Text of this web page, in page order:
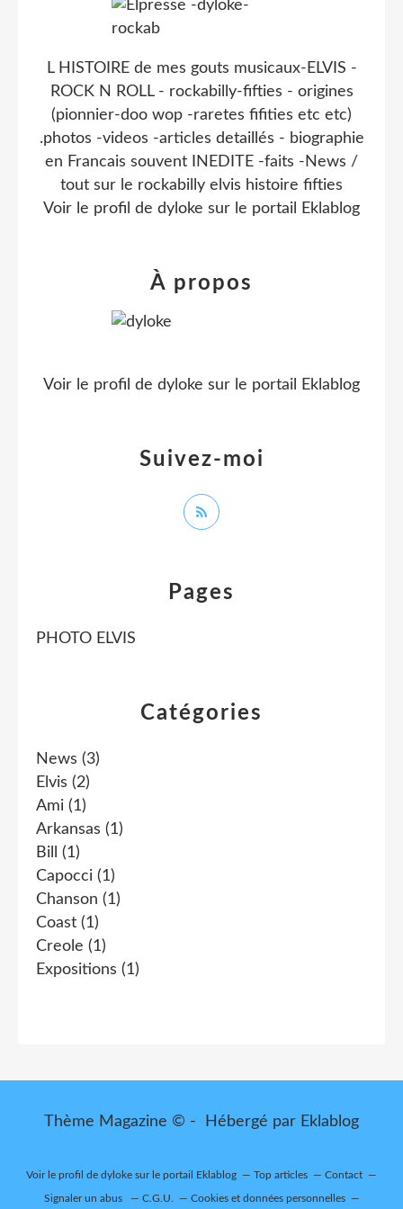
Catégories
News (3)
Elvis (2)
Ami (1)
Arkansas (1)
Bill
(1)
Capocci (1)
Chanson (1)
Coast (1)
Creole (1)
Expositions (1)
Pages
PHOTO ELVIS
L HISTOIRE de mes gouts musicaux-ELVIS -
ROCK N ROLL - rockabilly-fifties - origines
(pionnier-doo wop -raretes fifities etc etc)
.photos -videos -articles detaillés - biographie
en Francais souvent INEDITE -faits -News /
tout sur le rockabilly elvis histoire fifties
Voir le profil de dyloke sur le portail Eklablog
Suivez-moi
À propos
Voir le profil de dyloke sur le portail Eklablog
Thème Magazine © - Hébergé par Eklablog
Voir le profil de dyloke sur le portail Eklablog Top articles Contact
Signaler un abus C.G.U. Cookies et données personnelles